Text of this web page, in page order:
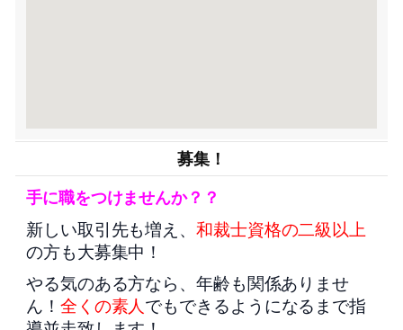
募集！
手に職をつけませんか？？
新しい取引先も増え、 和裁士資格の二級以上
の方も大募集中！
やる気のある方なら、年齢も関係ありませ
ん！ 全くの素人でもできるようになるまで指